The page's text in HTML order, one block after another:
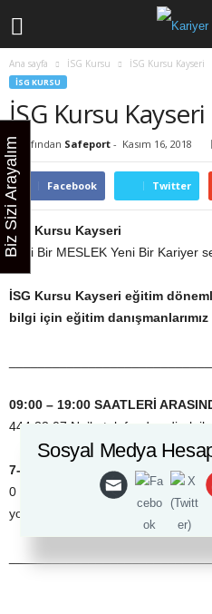
Ana sayfa İSG Kursu İSG Kursu Kayseri
İSG KURSU
İSG Kursu Kayseri
Tarafından Safeport - Kasım 16, 2018
Facebook Twitter
İSG
Kursu Kayseri
Yeni Bir MESLEK Yeni Bir Kariyer
İSG Kursu Kayseri eğitim
bilgi için eğitim
09:00 – 19:00 SAATLERİ
444 33 07 No’lu telefondan direk
7-24 ARANMA TALEBİ
0 (530) 304 98 98 Whatsapp ya da
yollamanız yeterli. Eğitim
Sosyal Medya
Biz Sizi Arayalım